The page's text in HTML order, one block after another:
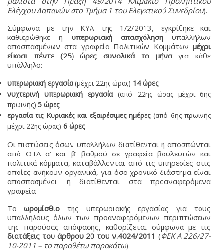
Ελέγχου Δαπανών στο Τμήμα 1 του Ελεγκτικού Συνεδρίου).
Σύμφωνα με την ΚΥΑ της 1/2/2013, εγκρίθηκε και
καθιερώθηκε η υπερωριακή απασχόληση υπαλλήλων
αποσπασμένων στα γραφεία Πολιτικών Κομμάτων μέχρι
είκοσι πέντε (25) ώρες συνολικά το μήναγια κάθε
υπάλληλο:
υπερωριακή εργασία(μέχρι 22ης ώρας) 14 ώρες
νυχτερινή υπερωριακή εργασία(από 22ης ώρας μέχρι 6ης
πρωινής) 5 ώρες
εργασία τις Κυριακές και εξαιρέσιμες ημέρες(από 6ης πρωινής
μέχρι 22ης ώρας) 6 ώρες
Οι πιστώσεις όσων υπαλλήλων διατίθενται ή αποσπώνται
από ΟΤΑ α’ και β’ βαθμού σε γραφεία βουλευτών και
πολιτικά κόμματα, καταβάλλονται από τις υπηρεσίες στις
οποίες ανήκουν οργανικά, για όσο χρονικό διάστημα είναι
αποσπασμένοι ή διατίθενται στα προαναφερόμενα
γραφεία.
Το ωρομίσθιοτης υπερωριακής εργασίας για τους
υπαλλήλους όλων των προαναφερόμενων περιπτώσεων
της παρούσας απόφασης, καθορίζεται σύμφωνα με τις
διατάξεις του άρθρου 20 του ν.4024/2011 (ΦΕΚ Α 226/27-
10-2011 – το παραθέτω παρακάτω)